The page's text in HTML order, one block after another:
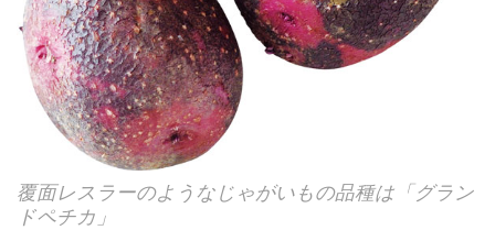
覆面レスラーのようなじゃがいもの品種は「グラン
ドペチカ」